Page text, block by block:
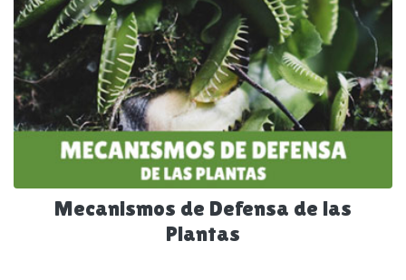
Mecanismos de Defensa de las
Plantas